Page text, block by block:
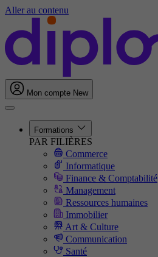
Aller au contenu
Mon compte New
Formations
PAR FILIÈRES
Commerce
Informatique
Finance & Comptabilité
Management
Ressources humaines
Immobilier
Art & Culture
Communication
Santé